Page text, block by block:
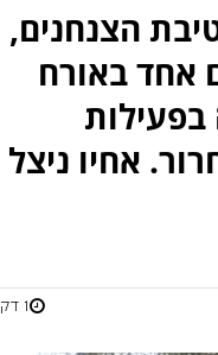
בן 20, מירושלים, לוחם בגדוד 202, חטיבת הצנחנים,
אחד באורח
בפעילות
אחיו ניצל
1 דקות